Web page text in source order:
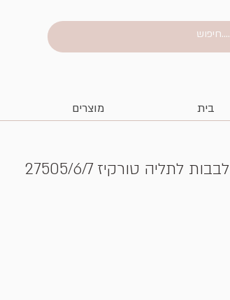
בית מוצרים
לבבות לתליה טורקיז 27505/6/7